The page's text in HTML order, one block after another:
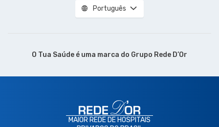
Português
O Tua Saúde é uma marca do Grupo Rede D’Or
MAIOR REDE DE HOSPITAIS